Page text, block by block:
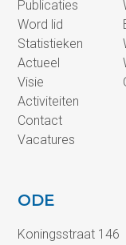
Publicaties
Word lid
Statistieken
Actueel
Visie
Activiteiten
Contact
Vacatures
ODE
Koningsstraat 146